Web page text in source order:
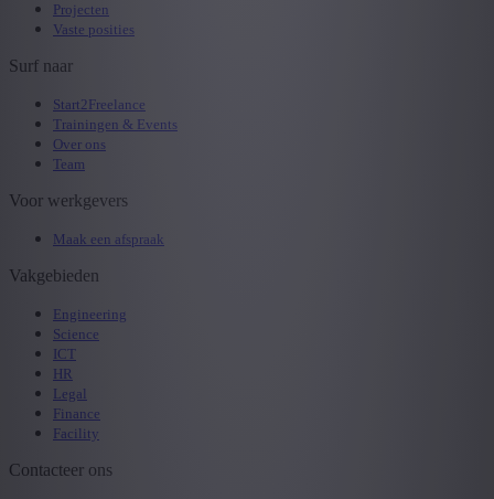
Projecten
Vaste posities
Surf naar
Start2Freelance
Trainingen & Events
Over ons
Team
Voor werkgevers
Maak een afspraak
Vakgebieden
Engineering
Science
ICT
HR
Legal
Finance
Facility
Contacteer ons